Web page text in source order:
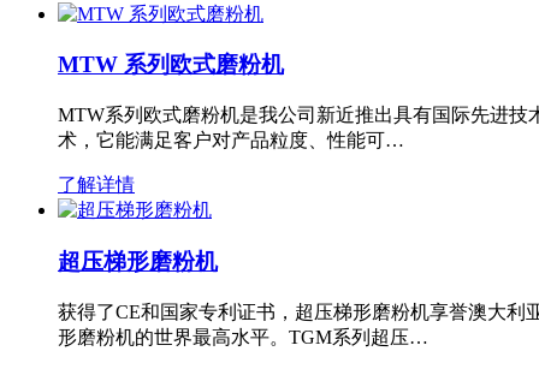
MTW 系列欧式磨粉机
MTW系列欧式磨粉机是我公司新近推出具有国际先进
术，它能满足客户对产品粒度、性能可…
了解详情
超压梯形磨粉机
获得了CE和国家专利证书，超压梯形磨粉机享誉澳大
形磨粉机的世界最高水平。TGM系列超压…